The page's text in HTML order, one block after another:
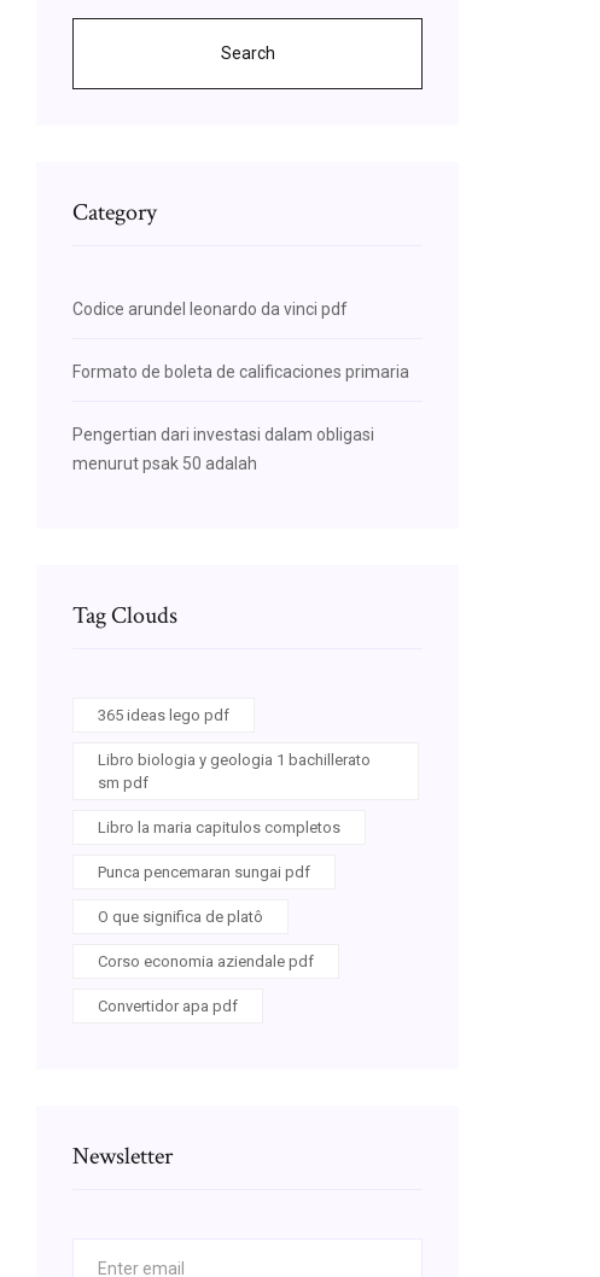
Search
Category
Codice arundel leonardo da vinci pdf
Formato de boleta de calificaciones primaria
Pengertian dari investasi dalam obligasi
menurut psak 50 adalah
Tag Clouds
365 ideas lego pdf
Libro biologia y geologia 1 bachillerato
sm pdf
Libro la maria capitulos completos
Punca pencemaran sungai pdf
O que significa de platô
Corso economia aziendale pdf
Convertidor apa pdf
Newsletter